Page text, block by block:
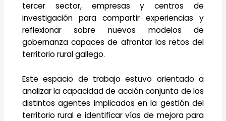
tercer sector, empresas y centros de
investigación para compartir experiencias y
reflexionar sobre nuevos modelos de
gobernanza capaces de afrontar los retos del
territorio rural gallego.
Este espacio de trabajo estuvo orientado a
analizar la capacidad de acción conjunta de los
distintos agentes implicados en la gestión del
territorio rural e identificar vías de mejora para